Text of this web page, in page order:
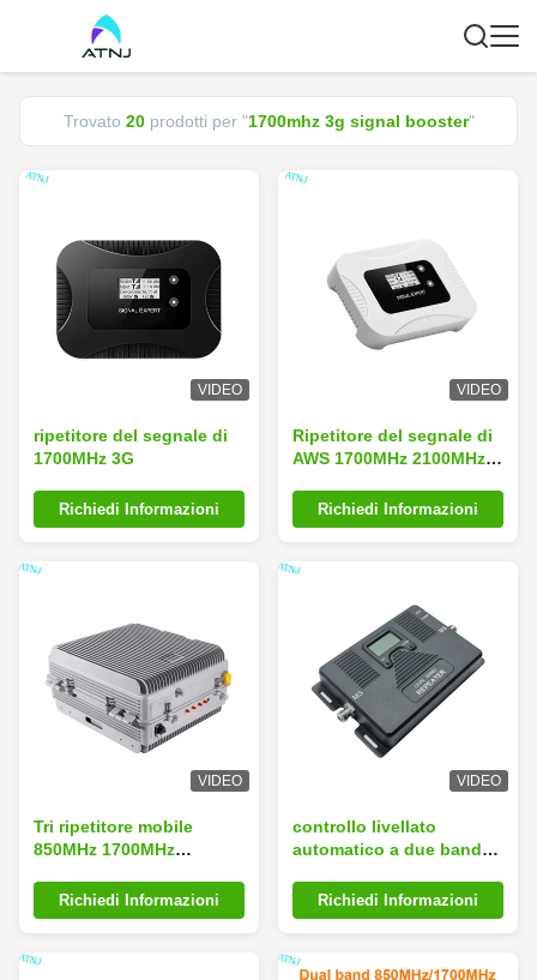
Trovato 20prodotti per "1700mhz 3g signal booster"
VIDEO
ripetitore del segnale di
1700MHz 3G
Richiedi Informazioni
VIDEO
Ripetitore del segnale di
AWS 1700MHz 2100MHz
tempo reale LCD
Richiedi Informazioni
VIDEO
Tri ripetitore mobile
850MHz 1700MHz
della banda 2G 3G 4G
Richiedi Informazioni
VIDEO
controllo livellato
automatico a due bande
segnale di 850MHz
1700MHz
Richiedi Informazioni